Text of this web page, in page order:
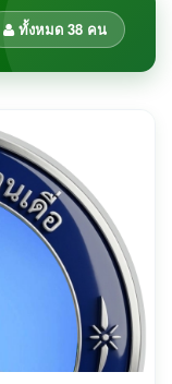
ทั้งหมด 38 คน